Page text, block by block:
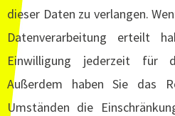
dieser Daten zu verlangen.
Datenverarbeitung erteilt
Einwilligung jederzeit für
Außerdem haben Sie das
Umständen die